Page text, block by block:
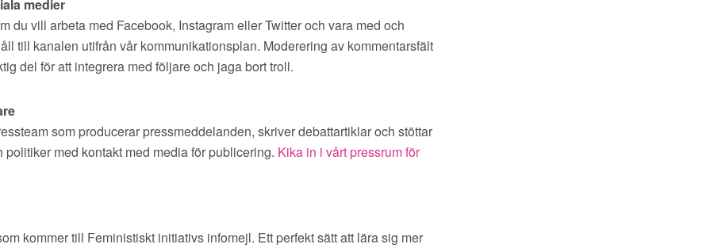
medier
du vill arbeta med Facebook, Instagram eller Twitter och vara med och
till kanalen utifrån vår kommunikationsplan. Moderering av kommentarsfält
del för att integrera med följare och jaga bort troll.
som producerar pressmeddelanden, skriver debattartiklar och stöttar
politiker med kontakt med media för publicering. Kika in i vårt pressrum för
kommer till Feministiskt initiativs infomejl. Ett perfekt sätt att lära sig mer